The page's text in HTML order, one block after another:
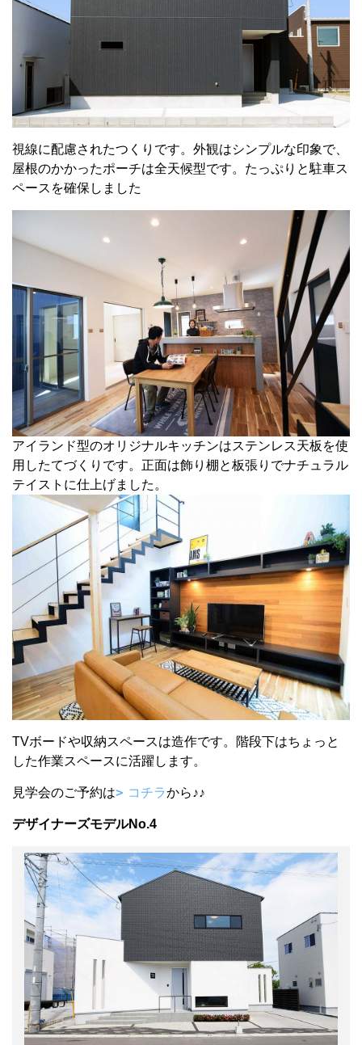
視線に配慮されたつくりです。外観はシンプルな印象で、
屋根のかかったポーチは全天候型です。たっぷりと駐車ス
ペースを確保しました
アイランド型のオリジナルキッチンはステンレス天板を使
用したてづくりです。正面は飾り棚と板張りでナチュラル
テイストに仕上げました。
TVボードや収納スペースは造作です。階段下はちょっと
した作業スペースに活躍します。
見学会のご予約は コチラから♪♪
デザイナーズモデルNo.4